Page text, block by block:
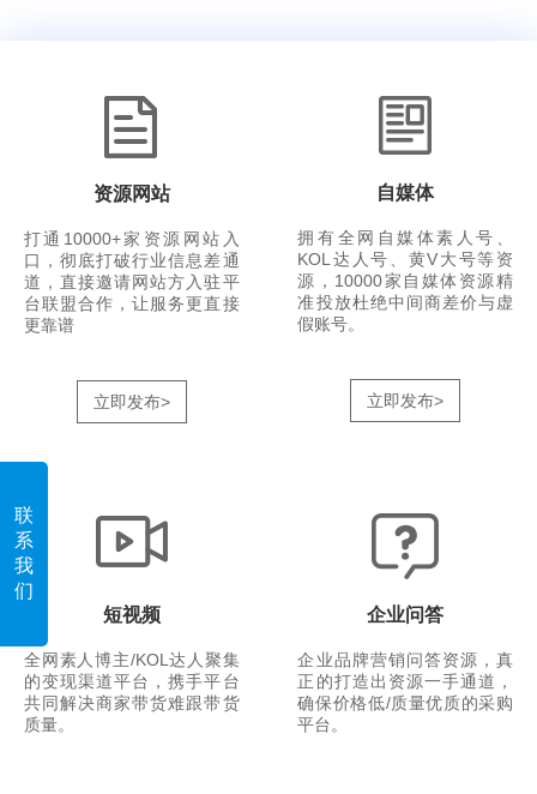
联
系
我
们
资源网站
打通10000+家资源网站入
口，彻底打破行业信息差通
道，直接邀请网站方入驻平
台联盟合作，让服务更直接
更靠谱
立即发布>
自媒体
拥有全网自媒体素人号、
KOL达人号、黄V大号等资
源，10000家自媒体资源精
准投放杜绝中间商差价与虚
假账号。
立即发布>
短视频
全网素人博主/KOL达人聚集
的变现渠道平台，携手平台
共同解决商家带货难跟带货
质量。
企业问答
企业品牌营销问答资源，真
正的打造出资源一手通道，
确保价格低/质量优质的采购
平台。